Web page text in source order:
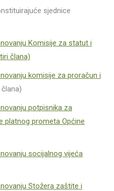
sjednice
Komisije za statut i
člana)
komisije za proračun i
potpisnika za
platnog prometa Općine
socijalnog vijeća
Stožera zaštite i